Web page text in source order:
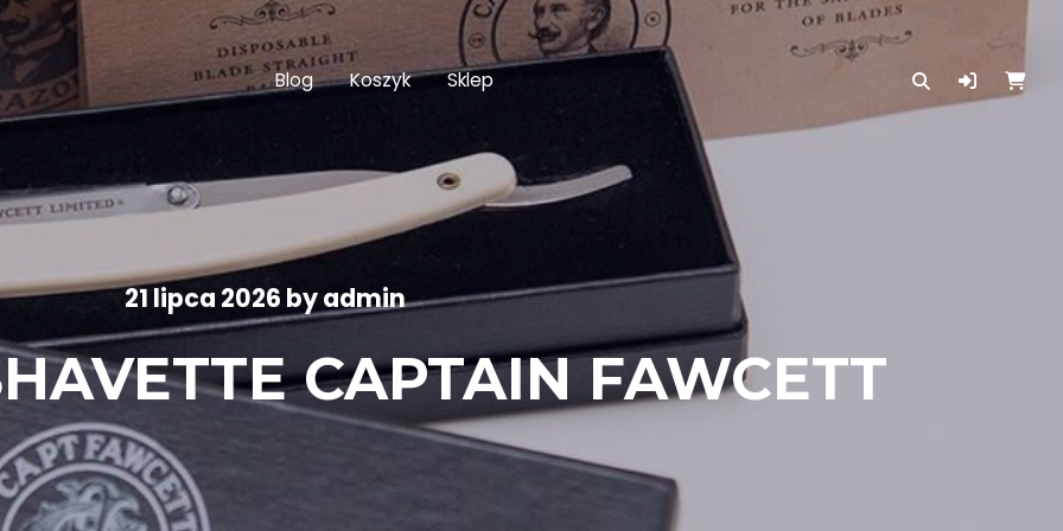
Blog Koszyk Sklep
21 lipca 2026 byadmin
CAPTAIN FAWCETT